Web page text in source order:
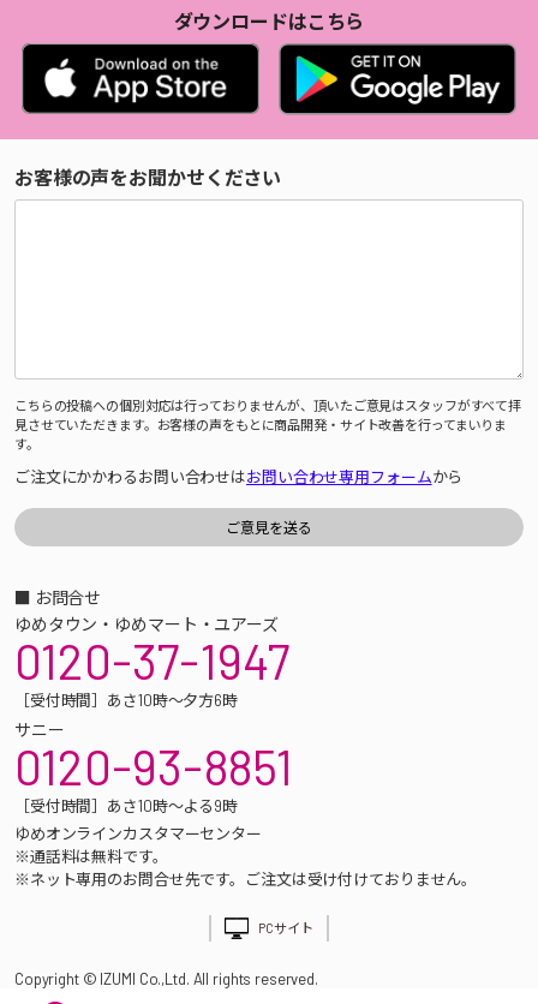
ダウンロードはこちら
お客様の声をお聞かせください
こちらの投稿への個別対応は行っておりませんが、頂いたご意見はスタッフがすべて拝
見させていただきます。お客様の声をもとに商品開発・サイト改善を行ってまいりま
す。
ご注文にかかわるお問い合わせはお問い合わせ専用フォームから
■ お問合せ
ゆめタウン・ゆめマート・ユアーズ
0120-37-1947
［受付時間］あさ10時～夕方6時
サニー
0120-93-8851
［受付時間］あさ10時～よる9時
ゆめオンラインカスタマーセンター
※通話料は無料です。
※ネット専用のお問合せ先です。ご注文は受け付けておりません。
PCサイト
Copyright © IZUMI Co.,Ltd. All rights reserved.